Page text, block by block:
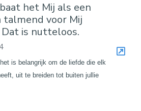
het Mij als een
voor Mij
is nutteloos.
is belangrijk om de liefde die elk
uit te breiden tot buiten jullie